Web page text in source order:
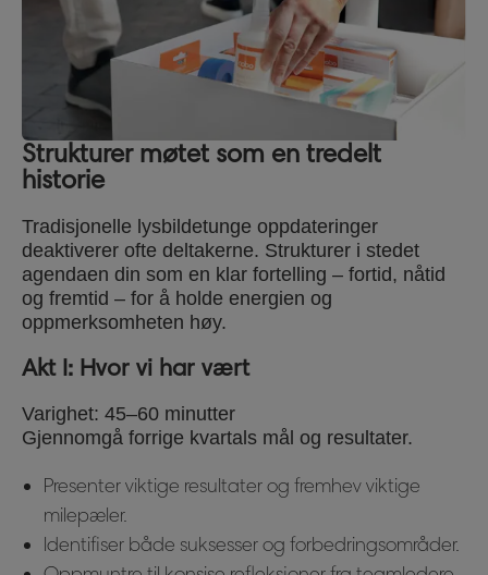
Strukturer møtet som en tredelt
historie
Tradisjonelle lysbildetunge oppdateringer
deaktiverer ofte deltakerne. Strukturer i stedet
agendaen din som en klar fortelling – fortid, nåtid
og fremtid – for å holde energien og
oppmerksomheten høy.
Akt I: Hvor vi har vært
Varighet: 45–60 minutter
Gjennomgå forrige kvartals mål og resultater.
Presenter viktige resultater og fremhev viktige
milepæler.
Identifiser både suksesser og forbedringsområder.